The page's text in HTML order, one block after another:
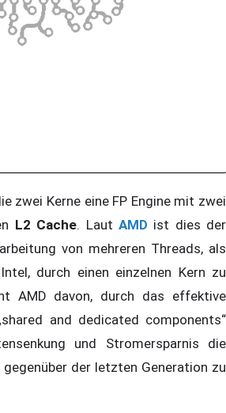
zwei Kerne eine FP Engine mit zwei
L2 Cache. Laut AMD ist dies der
von mehreren Threads, als
durch einen einzelnen Kern zu
AMD davon, durch das effektive
and dedicated components“
und Stromersparnis die
gegenüber der letzten Generation zu